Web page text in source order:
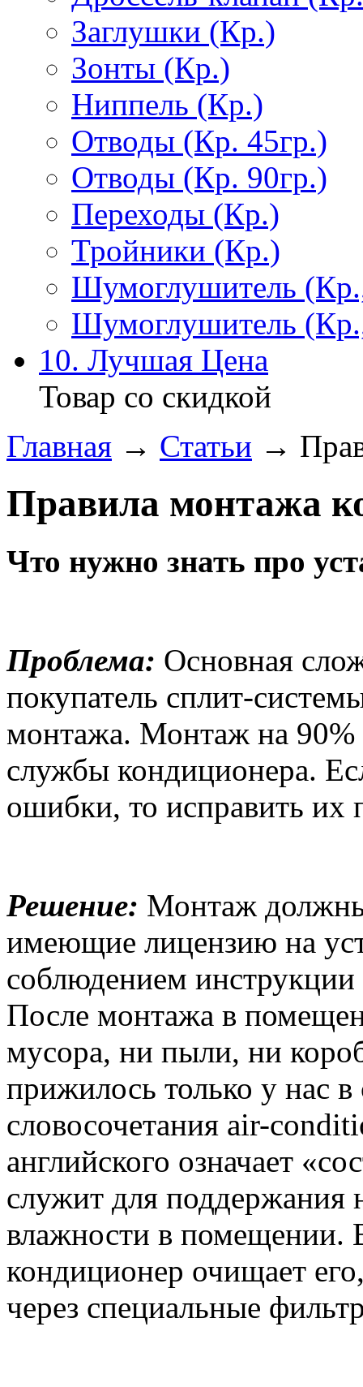
Заглушки (Кр.)
Зонты (Кр.)
Ниппель (Кр.)
Отводы (Кр. 45гр.)
Отводы (Кр. 90гр.)
Переходы (Кр.)
Тройники (Кр.)
Шумоглушитель
Шумоглушитель
10. Лучшая Цена
Товар со скидкой
Главная → Статьи →
Правила монтажа
Что нужно знать про
Проблема: Основная
покупатель сплит-
монтажа. Монтаж на 90%
службы кондиционера.
ошибки, то исправить их
Решение: Монтаж
имеющие лицензию на
соблюдением
После монтажа в
мусора, ни пыли, ни
прижилось только у нас
словосочетания air-
английского означает
служит для поддержания
влажности в помещении.
кондиционер очищает
через специальные